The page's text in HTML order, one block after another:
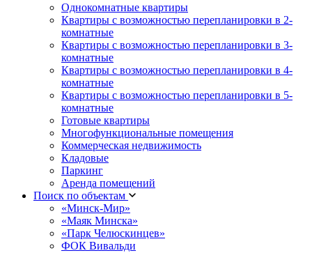
Однокомнатные квартиры
Квартиры с возможностью перепланировки в 2-
комнатные
Квартиры с возможностью перепланировки в 3-
комнатные
Квартиры с возможностью перепланировки в 4-
комнатные
Квартиры с возможностью перепланировки в 5-
комнатные
Готовые квартиры
Многофункциональные помещения
Коммерческая недвижимость
Кладовые
Паркинг
Аренда помещений
Поиск по объектам
«Минск-Мир»
«Маяк Минска»
«Парк Челюскинцев»
ФОК Вивальди